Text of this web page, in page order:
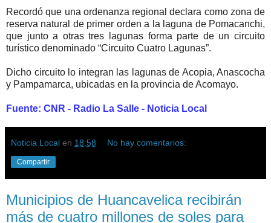
Recordó que una ordenanza regional declara como zona de
reserva natural de primer orden a la laguna de Pomacanchi,
que junto a otras tres lagunas forma parte de un circuito
turístico denominado “Circuito Cuatro Lagunas”.
Dicho circuito lo integran las lagunas de Acopia, Anascocha
y Pampamarca, ubicadas en la provincia de Acomayo.
Fuente: CNR - Radio La Salle - Noticia Local
Noticia Local en 18:58 No hay comentarios:
Compartir
Municipios de Huancavelica recibirán
más de cuatro millones de soles para